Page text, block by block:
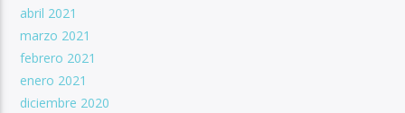
abril 2021
marzo 2021
febrero 2021
enero 2021
diciembre 2020